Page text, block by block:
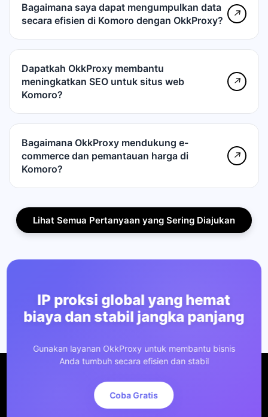
Bagaimana saya dapat mengumpulkan data
secara efisien di Komoro dengan OkkProxy?
↗
Dapatkah OkkProxy membantu
meningkatkan SEO untuk situs web
Komoro?
↗
Bagaimana OkkProxy mendukung e-
commerce dan pemantauan harga di
Komoro?
↗
Lihat Semua Pertanyaan yang Sering Diajukan
IP proksi global yang hemat
biaya dan stabil jangka panjang
Gunakan layanan OkkProxy untuk membantu bisnis
Anda tumbuh secara efisien dan stabil
Coba Gratis